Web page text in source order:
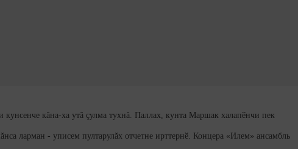
кăна-ха утă çулма тухнă. Паллах, кунта Маршак халапӗнчи пек
ларман - уписем пултарулăх отчетне ирттернӗ. Концера «Илем» ансамбль